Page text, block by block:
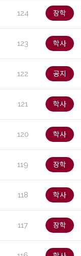
124 장학
123 학사
122 공지
121 학사
120 학사
119 장학
118 학사
117 장학